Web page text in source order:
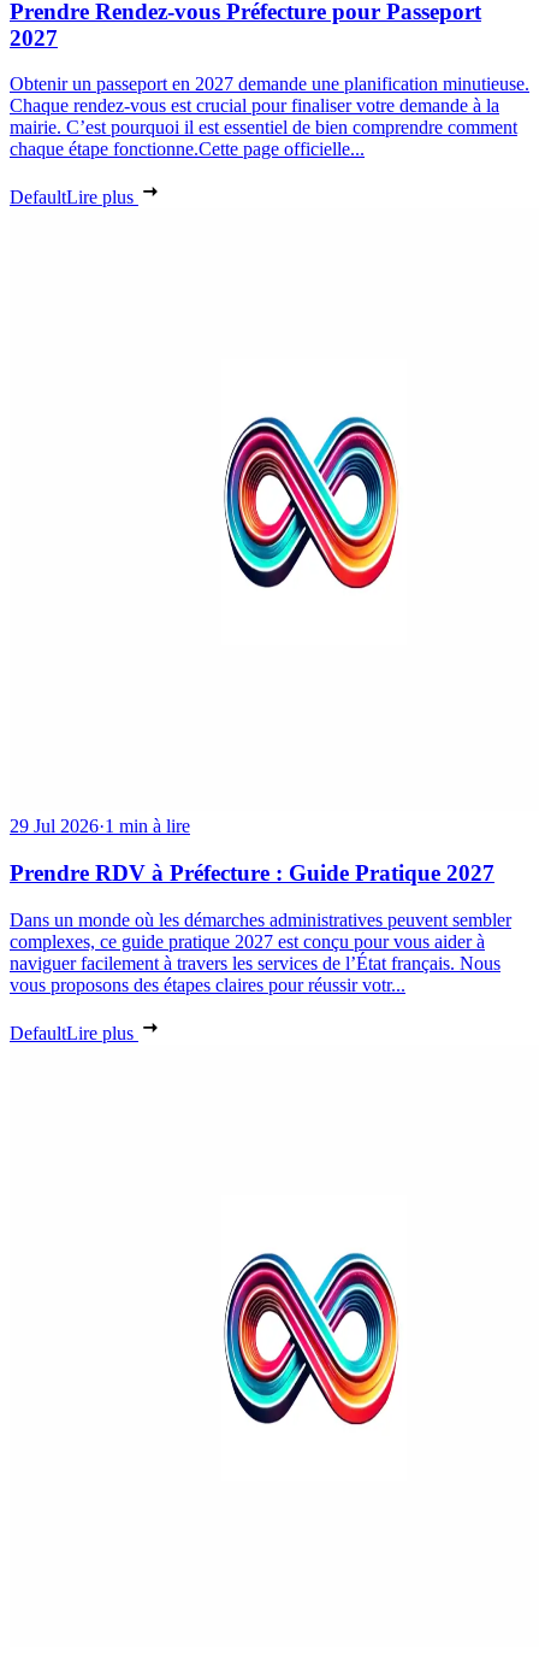
Prendre Rendez-vous Préfecture pour Passeport
2027
Obtenir un passeport en 2027 demande une planification minutieuse.
Chaque rendez-vous est crucial pour finaliser votre demande à la
mairie. C’est pourquoi il est essentiel de bien comprendre comment
chaque étape fonctionne.Cette page officielle...
DefaultLire plus
29 Jul 2026·1 min à lire
Prendre RDV à Préfecture : Guide Pratique 2027
Dans un monde où les démarches administratives peuvent sembler
complexes, ce guide pratique 2027 est conçu pour vous aider à
naviguer facilement à travers les services de l’État français. Nous
vous proposons des étapes claires pour réussir votr...
DefaultLire plus